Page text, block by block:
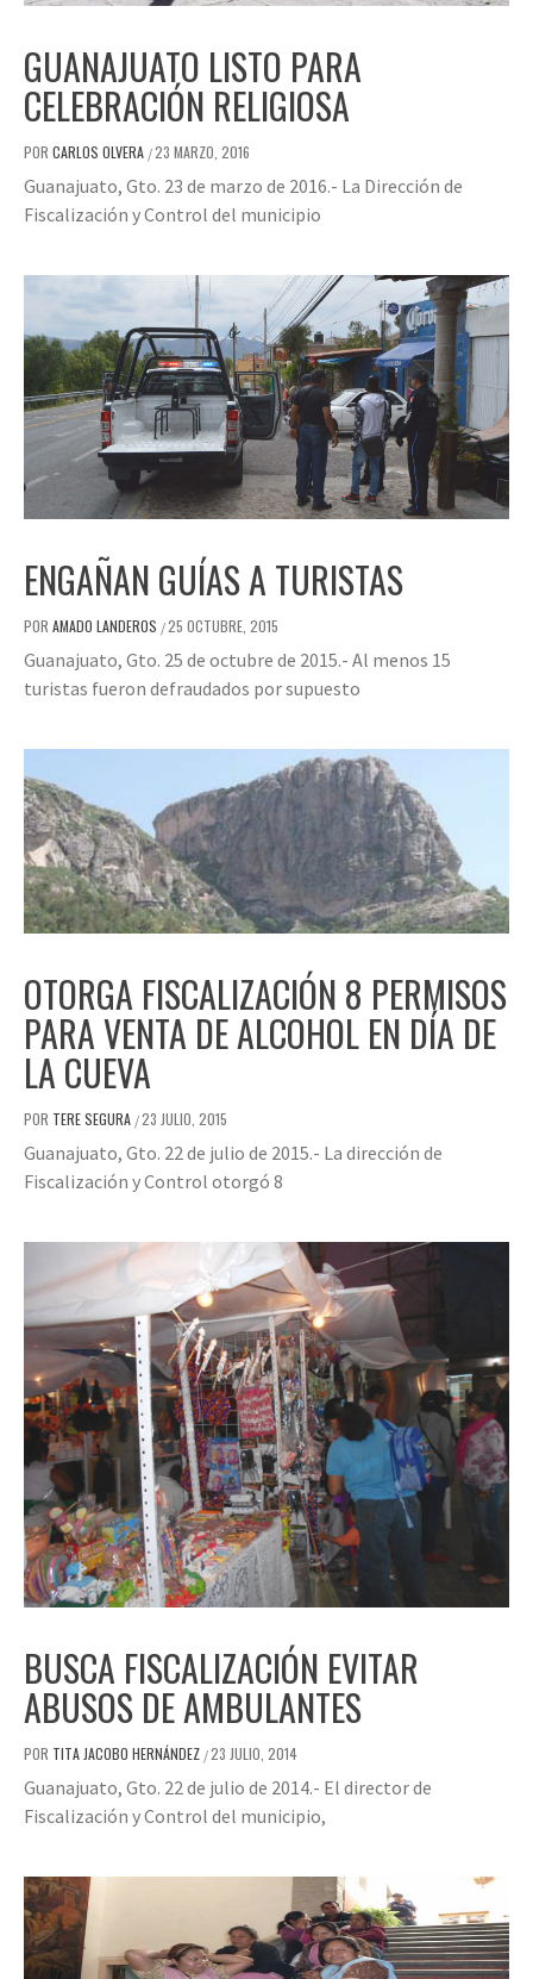
GUANAJUATO LISTO PARA
CELEBRACIÓN RELIGIOSA
POR CARLOS OLVERA /23 MARZO, 2016
Guanajuato, Gto. 23 de marzo de 2016.- La Dirección de
Fiscalización y Control del municipio
ENGAÑAN GUÍAS A TURISTAS
POR AMADO LANDEROS /25 OCTUBRE, 2015
Guanajuato, Gto. 25 de octubre de 2015.- Al menos 15
turistas fueron defraudados por supuesto
OTORGA FISCALIZACIÓN 8 PERMISOS
PARA VENTA DE ALCOHOL EN DÍA DE
LA CUEVA
POR TERE SEGURA /23 JULIO, 2015
Guanajuato, Gto. 22 de julio de 2015.- La dirección de
Fiscalización y Control otorgó 8
BUSCA FISCALIZACIÓN EVITAR
ABUSOS DE AMBULANTES
POR TITA JACOBO HERNÁNDEZ /23 JULIO, 2014
Guanajuato, Gto. 22 de julio de 2014.- El director de
Fiscalización y Control del municipio,